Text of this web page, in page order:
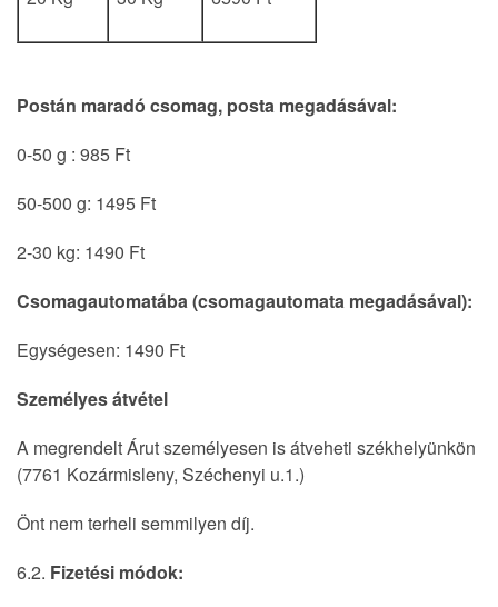
Postán maradó csomag, posta megadásával:
0-50 g : 985 Ft
50-500 g: 1495 Ft
2-30 kg: 1490 Ft
Csomagautomatába (csomagautomata megadásával):
Egységesen: 1490 Ft
Személyes átvétel
A megrendelt Árut személyesen is átveheti székhelyünkön
(7761 Kozármisleny, Széchenyi u.1.)
Önt nem terheli semmilyen díj.
6.2. Fizetési módok: